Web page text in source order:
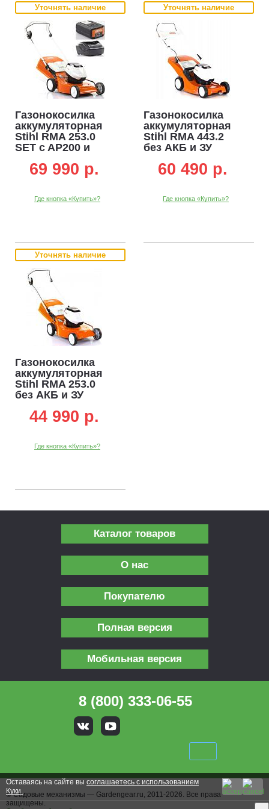
Уточнять наличие
Газонокосилка
аккумуляторная
Stihl RMA 253.0
SET c AP200 и
Pro, 51 см.,
несамоходная,
травосборник 55
69 990 p.
Где кнопка «Купить»?
Уточнять наличие
Газонокосилка
аккумуляторная
Stihl RMA 443.2
без АКБ и ЗУ
см.,
несамоходная,
л., пластик, 20,4
60 490 p.
Где кнопка «Купить»?
Уточнять наличие
Газонокосилка
аккумуляторная
Stihl RMA 253.0
без АКБ и ЗУ
см.,
несамоходная,
травосборник 55
44 990 p.
Где кнопка «Купить»?
Каталог товаров
О нас
Покупателю
Полная версия
Мобильная версия
8 (800) 333-06-55
© Садовые механизмы — Gardengear.ru, 2011-2026. Все права
защищены.
Оставаясь на сайте вы соглашаетесь с использованием
Куки.